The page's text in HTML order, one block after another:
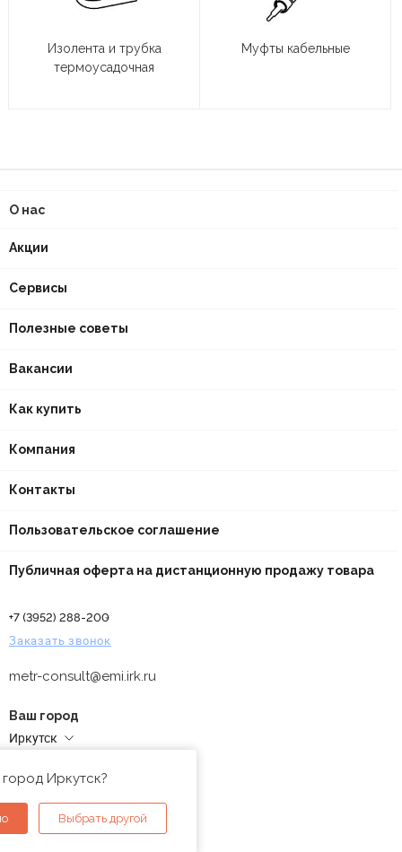
Изолента и трубка
термоусадочная
Муфты кабельные
О нас
Акции
Сервисы
Полезные советы
Вакансии
Как купить
Компания
Контакты
Пользовательское соглашение
Публичная оферта на дистанционную продажу товара
+7 (3952) 288-200
Заказать звонок
metr-consult@emi.irk.ru
Ваш город
Иркутск
Иркутск?
Выбрать другой